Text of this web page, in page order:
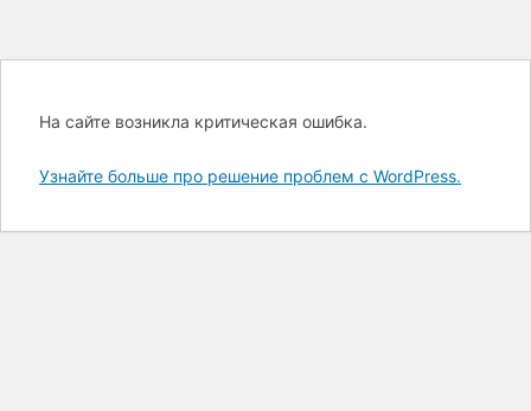
На сайте возникла критическая ошибка.
Узнайте больше про решение проблем с WordPress.